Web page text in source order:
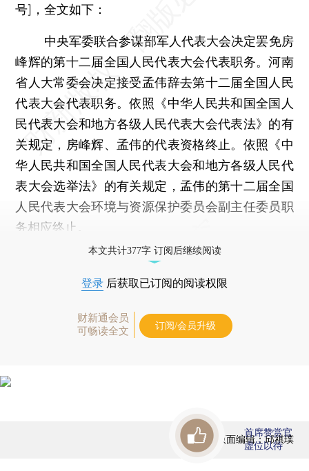
号]，全文如下：
中央军委联合参谋部军人代表大会决定罢免房
峰辉的第十二届全国人民代表大会代表职务。河南
省人大常委会决定接受孟伟辞去第十二届全国人民
代表大会代表职务。依照《中华人民共和国全国人
民代表大会和地方各级人民代表大会代表法》的有
关规定，房峰辉、孟伟的代表资格终止。依照《中
华人民共和国全国人民代表大会和地方各级人民代
表大会选举法》的有关规定，孟伟的第十二届全国
人民代表大会环境与资源保护委员会副主任委员职
务相应终止。
本文共计377字 订阅后继续阅读
登录 后获取已订阅的阅读权限
财新通会员
可畅读全文
订阅/会员升级
版面编辑：邱祺璞
首席赞赏官
虚位以待